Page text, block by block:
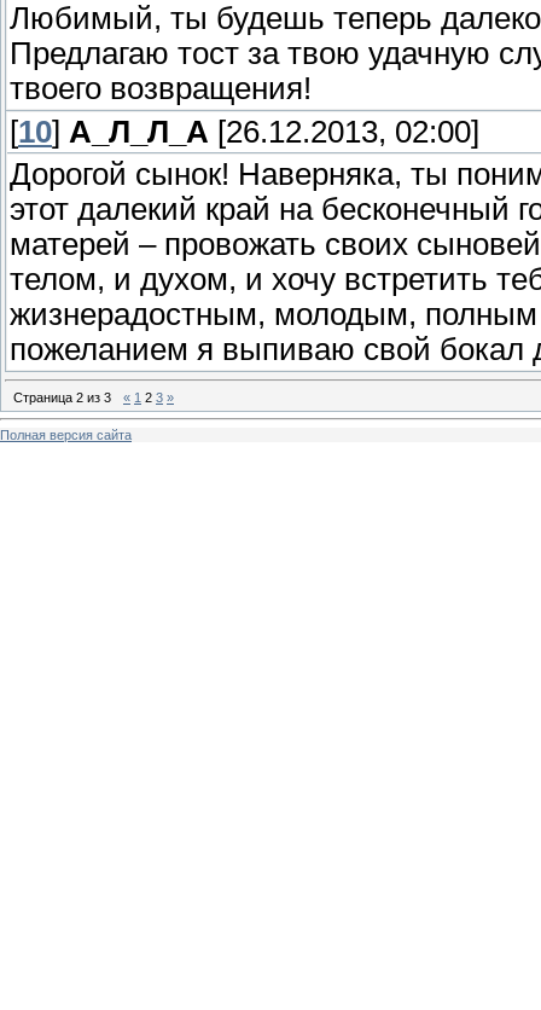
Любимый, ты будешь теперь
Предлагаю тост за твою удачную
твоего возвращения!
[10] А_Л_Л_А [26.12.2013, 02:00]
Дорогой сынок! Наверняка, ты
этот далекий край на бесконечный
матерей – провожать своих
телом, и духом, и хочу встретить
жизнерадостным, молодым,
пожеланием я выпиваю свой бокал
Страница 2 из 3 « 1 2 3 »
Полная версия сайта